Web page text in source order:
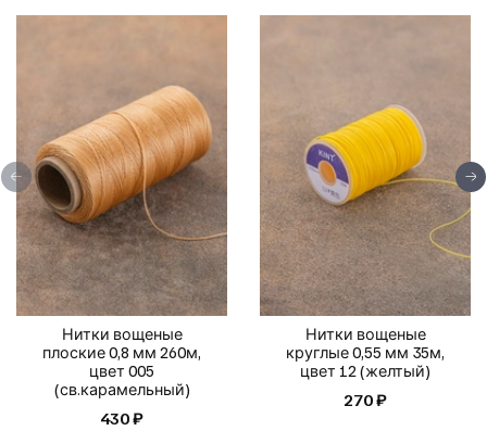
Нитки вощеные
плоские 0,8 мм 260м,
цвет 005
(св.карамельный)
430 ₽
Нитки вощеные
круглые 0,55 мм 35м,
цвет 12 (желтый)
270 ₽